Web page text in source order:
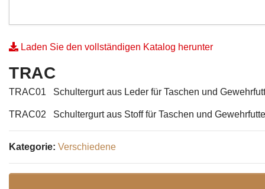
Laden Sie den vollständigen Katalog herunter
TRAC
TRAC01 Schultergurt aus Leder für Taschen und
TRAC02 Schultergurt aus Stoff für Taschen und
Kategorie: Verschiedene